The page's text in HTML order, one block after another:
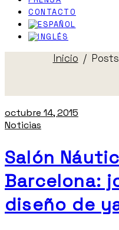
CONTACTO
Inicio
octubre 14, 2015
Noticias
Salón
Barcelona:
diseño de